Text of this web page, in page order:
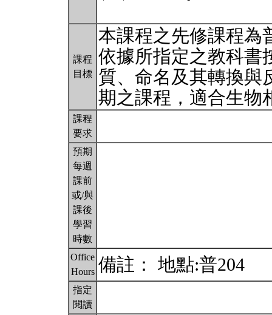
課程
目標
本課程之先修課程為
依據所指定之教科書
質、命名及其轉換與
期之課程，適合生
課程
要求
預期
每週
課前
或/與
課後
學習
時數
Office
Hours 備註： 地點:普204
指定
閱讀